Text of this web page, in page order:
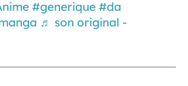
#generique #da
♬ son original -